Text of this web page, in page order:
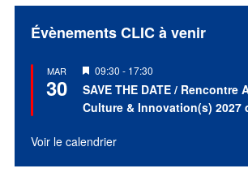
Évènements CLIC à venir
MAR
30
Mis
en
avant
09:30 - 17:30
SAVE THE DATE / Rencontre
Culture & Innovation(s) 2027
Voir le calendrier